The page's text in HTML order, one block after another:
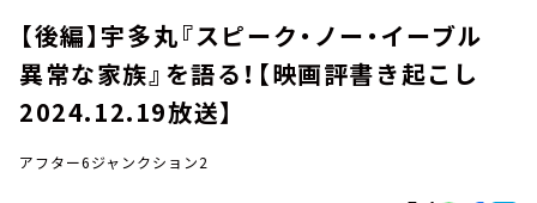
【後編】宇多丸『スピーク・ノー・イーブル
異常な家族』を語る！【映画評書き起こし
2024.12.19放送】
アフター6ジャンクション2